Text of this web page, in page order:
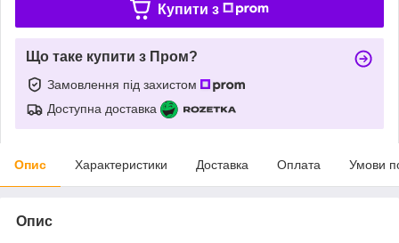
Купити з
Що таке купити з Пром?
Замовлення під захистом
Доступна доставка
Опис Характеристики Доставка Оплата Умови
Опис